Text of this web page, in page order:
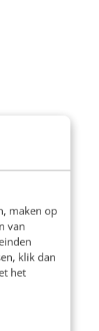
maken op
van
klik dan
het